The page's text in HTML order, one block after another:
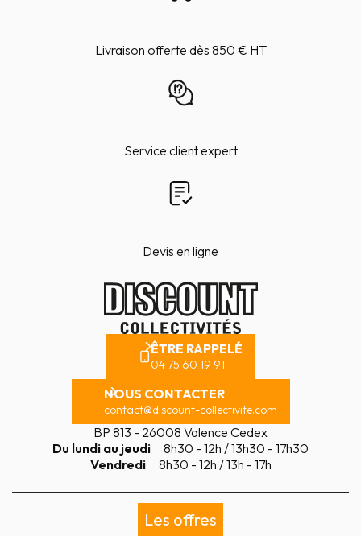
Livraison offerte dès 850 € HT
Service client expert
Devis en ligne
ÊTRE RAPPELÉ
04 75 60 19 91
NOUS CONTACTER
contact@discount-collectivite.com
BP 813 - 26008 Valence Cedex
Du lundi au jeudi
8h30 - 12h / 13h30 - 17h30
Vendredi
8h30 - 12h / 13h - 17h
Les offres